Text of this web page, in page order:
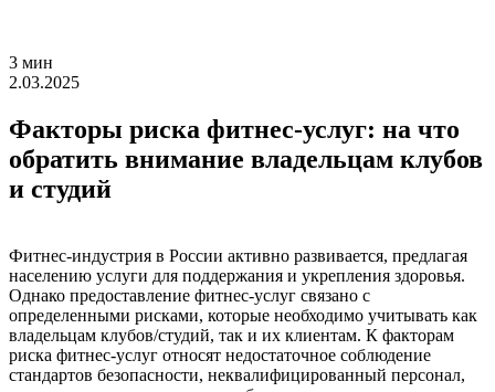
3 мин
2.03.2025
Факторы риска фитнес-услуг: на что
обратить внимание владельцам клубов
и студий
Фитнес-индустрия в России активно развивается, предлагая
населению услуги для поддержания и укрепления здоровья.
Однако предоставление фитнес-услуг связано с
определенными рисками, которые необходимо учитывать как
владельцам клубов/студий, так и их клиентам. К факторам
риска фитнес-услуг относят недостаточное соблюдение
стандартов безопасности, неквалифицированный персонал,